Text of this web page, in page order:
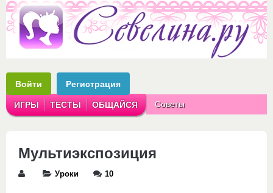
Войти Регистрация
ИГРЫ ТЕСТЫ ОБЩАЙСЯ Советы
Мультиэкспозиция
Уроки 10